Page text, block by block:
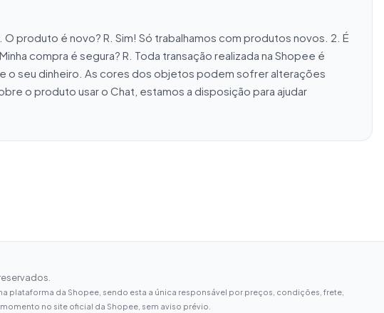
produto é novo? R. Sim! Só trabalhamos com produtos novos. 2. É
compra é segura? R. Toda transação realizada na Shopee é
o seu dinheiro. As cores dos objetos podem sofrer alterações
o produto usar o Chat, estamos a disposição para ajudar
plataforma da Shopee, sendo esta a única responsável por preços, condições, frete,
no site oficial da Shopee, sem aviso prévio.